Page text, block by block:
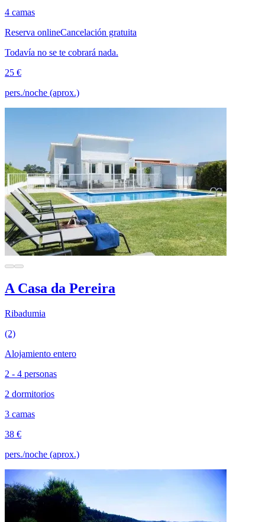
4 camas
Reserva onlineCancelación gratuita
Todavía no se te cobrará nada.
25 €
pers./noche (aprox.)
A Casa da Pereira
Ribadumia
(2)
Alojamiento entero
2 - 4 personas
2 dormitorios
3 camas
38 €
pers./noche (aprox.)